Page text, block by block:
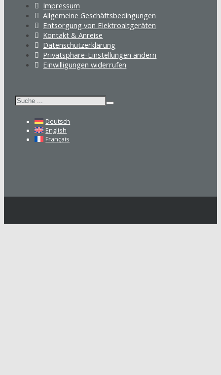
Impressum
Allgemeine Geschäftsbedingungen
Entsorgung von Elektroaltgeräten
Kontakt & Anreise
Datenschutzerklärung
Privatsphäre-Einstellungen ändern
Einwilligungen widerrufen
Suchen
Deutsch
English
Français